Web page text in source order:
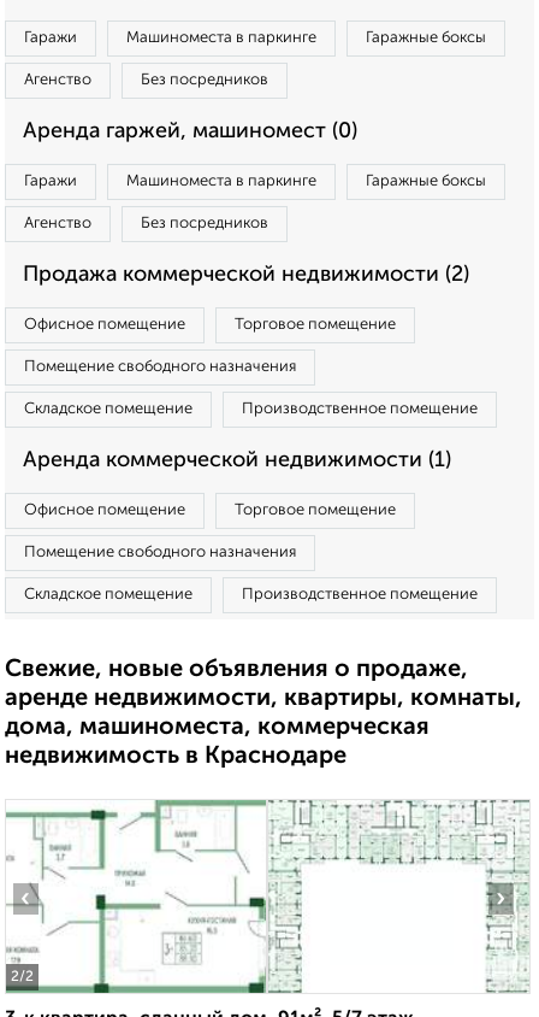
Гаражи Машиноместа в паркинге Гаражные боксы
Агенство Без посредников
Аренда гаржей, машиномест (0)
Гаражи Машиноместа в паркинге Гаражные боксы
Агенство Без посредников
Продажа коммерческой недвижимости (2)
Офисное помещение Торговое помещение
Помещение свободного назначения
Складское помещение Производственное помещение
Аренда коммерческой недвижимости (1)
Офисное помещение Торговое помещение
Помещение свободного назначения
Складское помещение Производственное помещение
Свежие, новые объявления о продаже,
аренде недвижимости, квартиры, комнаты,
дома, машиноместа, коммерческая
недвижимость в Краснодаре
2/2
‹ ›